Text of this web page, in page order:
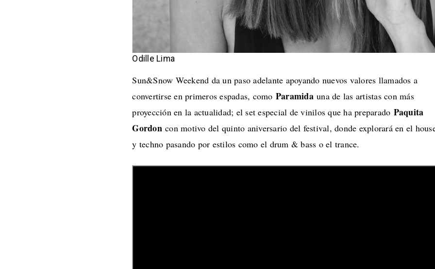
Odille Lima
Sun&Snow Weekend da un paso adelante apoyando nuevos valores llamados a
convertirse en primeros espadas, como Paramidauna de las artistas con más
proyección en la actualidad; el set especial de vinilos que ha preparado Paquita
Gordon con motivo del quinto aniversario del festival, donde explorará en el
y techno pasando por estilos como el drum & bass o el trance.